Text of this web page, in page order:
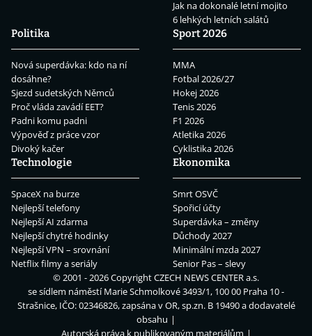
Jak na dokonalé letní mojito
6 lehkých letních salátů
Politika
Nová superdávka: kdo na ní
dosáhne?
Sjezd sudetských Němců
Proč vláda zavádí EET?
Padni komu padni
Výpověď z práce vzor
Divoký kačer
Sport 2026
MMA
Fotbal 2026/27
Hokej 2026
Tenis 2026
F1 2026
Atletika 2026
Cyklistika 2026
Technologie
SpaceX na burze
Nejlepší telefony
Nejlepší AI zdarma
Nejlepší chytré hodinky
Nejlepší VPN – srovnání
Netflix filmy a seriály
Ekonomika
Smrt OSVČ
Spořicí účty
Superdávka – změny
Důchody 2027
Minimální mzda 2027
Senior Pas – slevy
© 2001 - 2026 CopyrightCZECH NEWS CENTER a.s.
se sídlem náměstí Marie Schmolkové 3493/1, 100 00 Praha 10 -
Strašnice, IČO: 02346826, zapsána v OR, sp.zn. B 19490 a dodavatelé
obsahu
Autorská práva k publikovaným materiálům